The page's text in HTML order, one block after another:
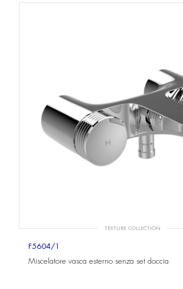
TEXTURE COLLECTION
F5604/1
Miscelatore vasca esterno senza set doccia